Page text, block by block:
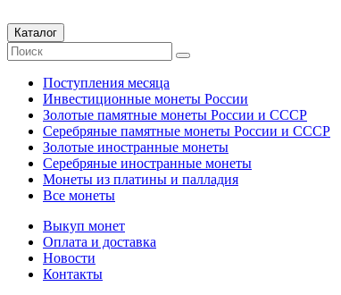
Каталог
Поступления месяца
Инвестиционные монеты России
Золотые памятные монеты России и СССР
Серебряные памятные монеты России и СССР
Золотые иностранные монеты
Серебряные иностранные монеты
Монеты из платины и палладия
Все монеты
Выкуп монет
Оплата и доставка
Новости
Контакты